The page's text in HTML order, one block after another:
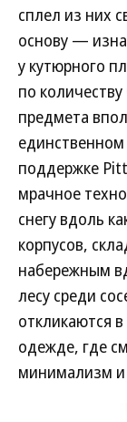
сплел из них
основу —
у кутюрного
по
предмета
поддержке
мрачное
снегу вдоль
корпусов,
набережным
лесу среди
откликаются
одежде, где
минимализм и